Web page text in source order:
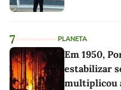
7 PLANETA
Em 1950,
estabilizar
multiplicou